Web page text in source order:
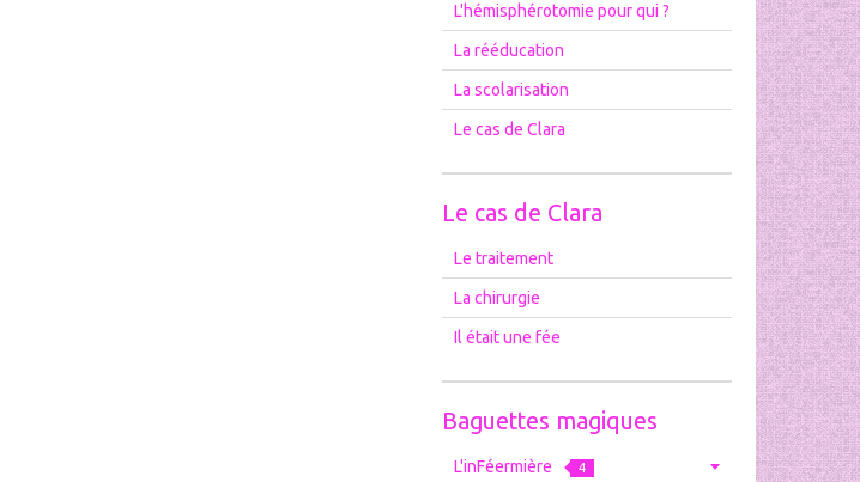
L'hémisphérotomie pour qui ?
La rééducation
La scolarisation
Le cas de Clara
Le cas de Clara
Le traitement
La chirurgie
Il était une fée
Baguettes magiques
L'inFéermière 4